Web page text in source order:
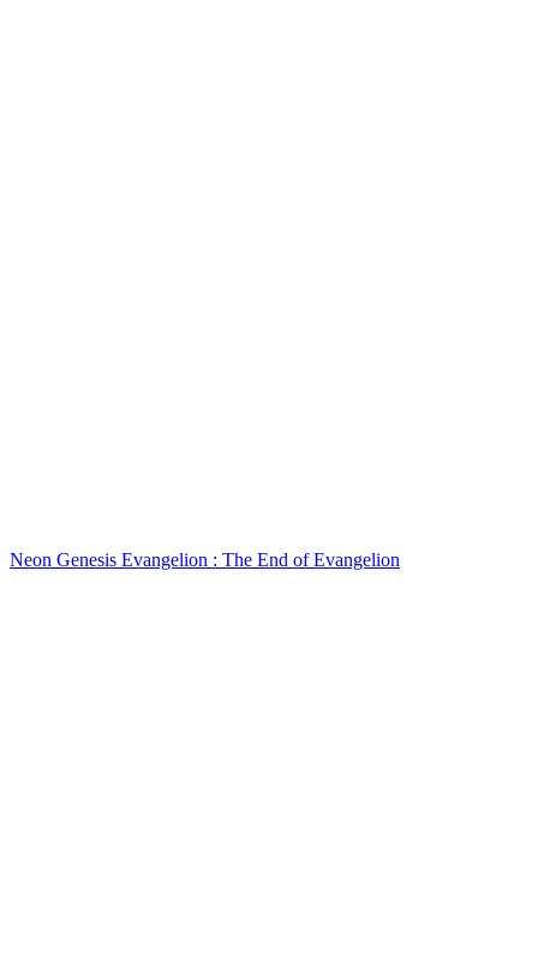
Neon Genesis Evangelion : The End of Evangelion